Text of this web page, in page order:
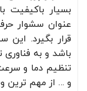
بسیار
عنوان سشوار
قرار بگیرد. این
باشد و به
تنظیم دما و
و … از مهم ترین